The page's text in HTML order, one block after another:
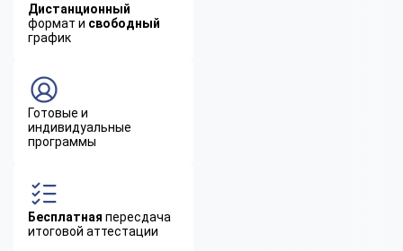
Дистанционный
формат и свободный
график
Готовые и
индивидуальные
программы
Бесплатная пересдача
итоговой аттестации